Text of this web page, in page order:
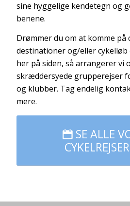
sine hyggelige kendetegn og
benene.
Drømmer du om at komme på
destinationer og/eller cykelløb
her på siden, så arrangerer vi
skræddersyede grupperejser
og klubber. Tag endelig
mere.
SE ALLE